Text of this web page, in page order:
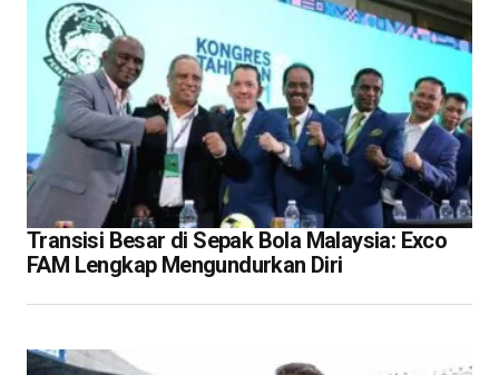
Transisi Besar di Sepak Bola Malaysia: Exco
FAM Lengkap Mengundurkan Diri